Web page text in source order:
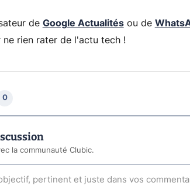
de Google Actualitésou de
ne rien rater de l'actu tech !
0
la communauté Clubic.